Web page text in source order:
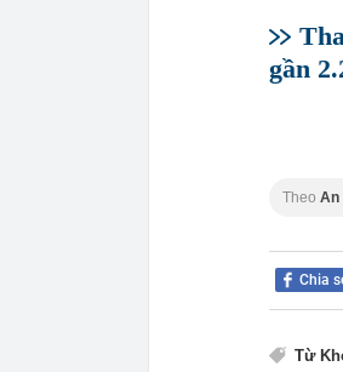
gần
Theo An
Chia
Từ